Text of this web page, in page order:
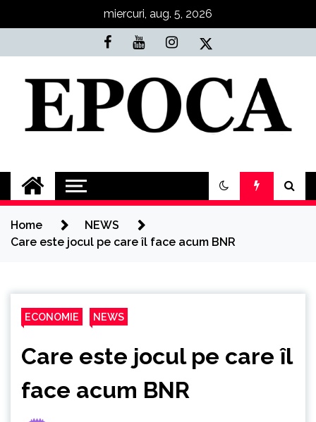
miercuri, aug. 5, 2026
Epoca
Cele mai noi știri online din România
Home
NEWS
Care este jocul pe care îl face acum BNR
ECONOMIE NEWS
Care este jocul pe care îl
face acum BNR